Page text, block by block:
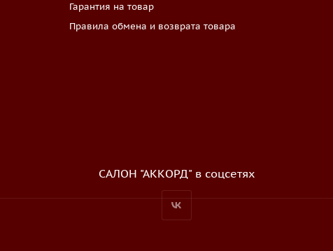
Гарантия на товар
Правила обмена и возврата товара
САЛОН "АККОРД" в соцсетях